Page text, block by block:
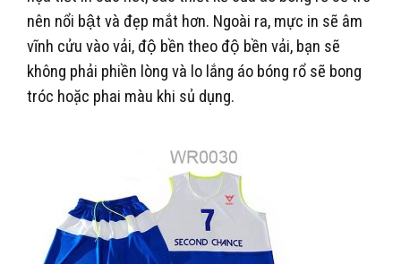
nên nổi bật và đẹp mắt hơn. Ngoài ra, mực in sẽ âm
vĩnh cửu vào vải, độ bền theo độ bền vải, bạn sẽ
không phải phiền lòng và lo lắng áo bóng rổ sẽ bong
tróc hoặc phai màu khi sủ dụng.